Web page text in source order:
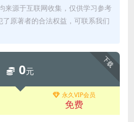
来源于互联网收集，仅供学习参考
原著者的合法权益，可联系我们
下载
0元
永久VIP会员
免费